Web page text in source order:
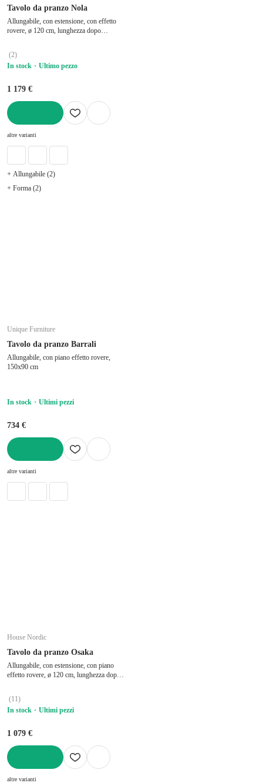
Tavolo da pranzo Nola
Allungabile, con estensione, con effetto
rovere, ø 120 cm, lunghezza dopo
(2)
In stock
Ultimo pezzo
1 179 €
altre varianti
+ Allungabile (2)
+ Forma (2)
Unique Furniture
Tavolo da pranzo Barrali
Allungabile, con piano effetto rovere,
150x90 cm
In stock Ultimi pezzi
734 €
altre varianti
House Nordic
Tavolo da pranzo Osaka
Allungabile, con estensione, con piano
effetto rovere, ø 120 cm, lunghezza dopo
(11)
In stock
Ultimi pezzi
1 079 €
altre varianti